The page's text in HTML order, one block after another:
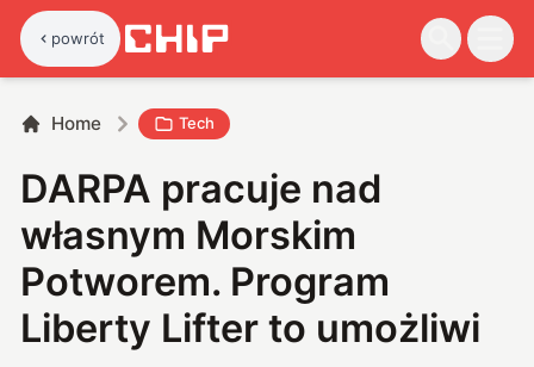
powrót
Home Tech
DARPA pracuje nad
własnym Morskim
Potworem. Program
Liberty Lifter to umożliwi